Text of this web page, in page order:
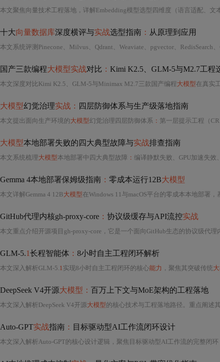
十大向量数据库深度横评与实战选型指南 ： 从原理到应用
国产三款编程大模型实战对比 ： Kimi K2.5、GLM-5与M2.7工程
本文深度对比Kimi K2.5、GLM-5与Minimax M2.7三款国产编程大模型在真实
大模型幻觉治理实战： 四层防御体系与生产级落地指南
本文提出面向生产环境的大模型幻觉治理四层防御体系 ： 第一层提示工程（CRISP原则），通过结构化指令约束模型行为；第二层RAG，强调权威数据源、语义切片与重排序；第三
大模型本地部署失败的四大典型故障与实战排查指南
本文系统梳理大模型本地部署中四大典型故障 ： 编译静默失败、GPU加速失效、WebUI响应延迟、RAG结果幻觉。重点解析llama-cpp-python安装陷阱、GGUF量化格式与CUDA兼容
Gemma 4本地部署保姆级指南 ： 零成本运行12B大模型
本文详解Gemma 4 12B大模型在Windows 11与macOS平台的零成本本地部署，基于Ollama实现CUDA/Metal加速推理。涵盖国内镜像源切换、INT4量化模型加载、GPU显存优化配置
GitHub代理内核gh-proxy-core ： 协议级缓存与API流控实战
本文重点介绍开源项目gh-proxy-core，它是一个面向GitHub生态的协议级代理
GLM-5.1长程智能体 ： 8小时自主工程闭环解析
本文深入解析GLM-5.1实现8小时自主工程闭环的核心能力 ，聚焦其突破传统
DeepSeek V4开源大模型： 百万上下文与MoE架构的工程落地
本文深入解析DeepSeek V4开源大模型的核心技术与工程落地路径。重点阐述
Auto-GPT实战指南 ： 目标驱动型AI工作流闭环设计
本文深入解析Auto-GPT的核心设计逻辑，聚焦目标驱动型AI工作流的完整闭环